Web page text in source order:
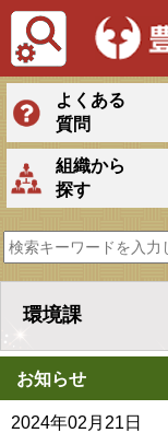
Tiếng Việt
よくある
質問
組織から
探す
環境課
お知らせ
2024年02月21日